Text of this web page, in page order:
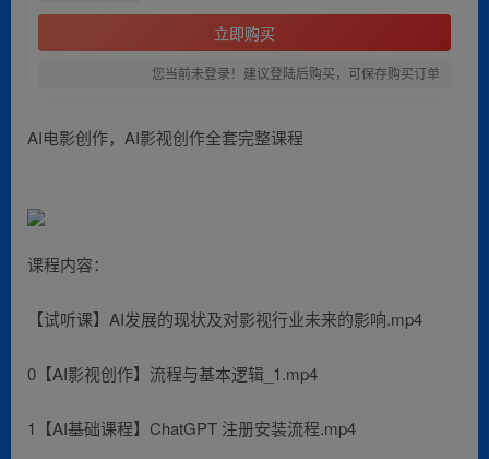
立即购买
您当前未登录！建议登陆后购买，可保存购买订单
AI电影创作，AI影视创作全套完整课程
课程内容：
【试听课】AI发展的现状及对影视行业未来的影响.mp4
0【AI影视创作】流程与基本逻辑_1.mp4
1【AI基础课程】ChatGPT 注册安装流程.mp4